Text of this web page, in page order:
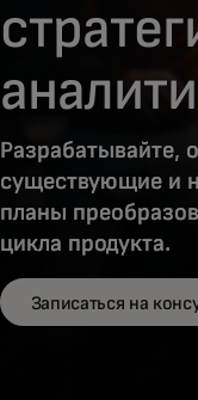
Разрабатывайте,
существующие и
планы
цикла продукта.
Записаться на